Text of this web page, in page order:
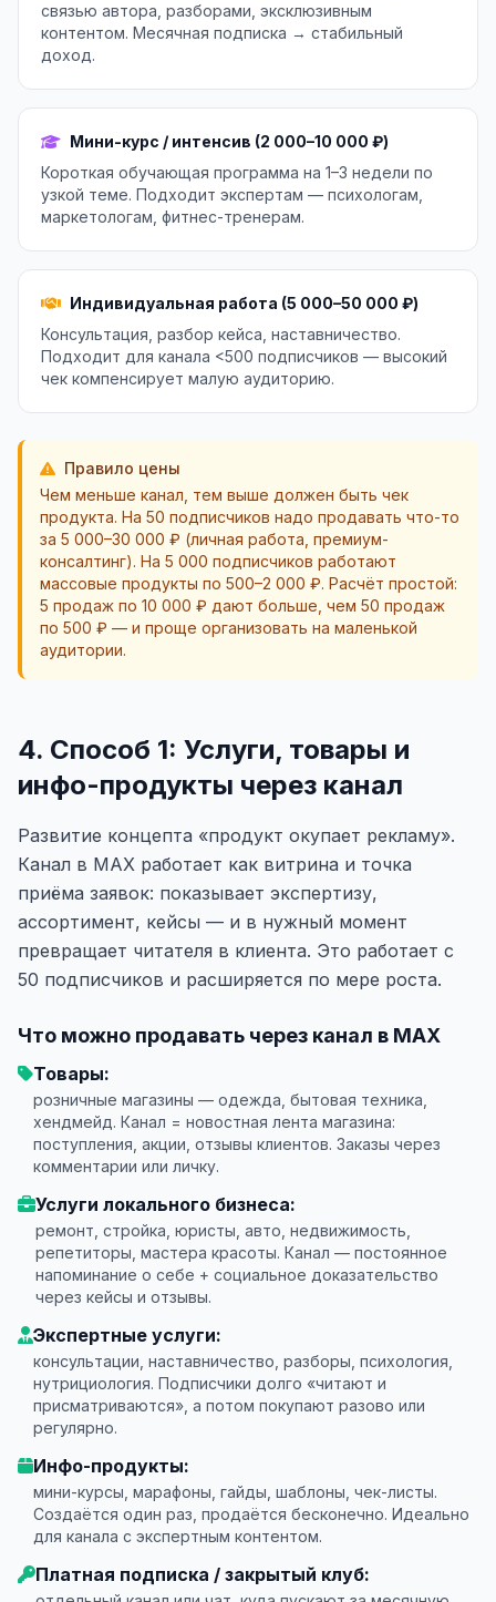
связью автора, разборами, эксклюзивным
контентом. Месячная подписка → стабильный
доход.
Мини-курс / интенсив (2 000–10 000 ₽)
Короткая обучающая программа на 1–3 недели по
узкой теме. Подходит экспертам — психологам,
маркетологам, фитнес-тренерам.
Индивидуальная работа (5 000–50 000 ₽)
Консультация, разбор кейса, наставничество.
Подходит для канала <500 подписчиков — высокий
чек компенсирует малую аудиторию.
Правило цены
Чем меньше канал, тем выше должен быть чек
продукта. На 50 подписчиков надо продавать что-то
за 5 000–30 000 ₽ (личная работа, премиум-
консалтинг). На 5 000 подписчиков работают
массовые продукты по 500–2 000 ₽. Расчёт простой:
5 продаж по 10 000 ₽ дают больше, чем 50 продаж
по 500 ₽ — и проще организовать на маленькой
аудитории.
4. Способ 1: Услуги, товары и
инфо-продукты через канал
Развитие концепта «продукт окупает рекламу».
Канал в MAX работает как витрина и точка
приёма заявок: показывает экспертизу,
ассортимент, кейсы — и в нужный момент
превращает читателя в клиента. Это работает с
50 подписчиков и расширяется по мере роста.
Что можно продавать через канал в MAX
Товары:
розничные магазины — одежда, бытовая техника,
хендмейд. Канал = новостная лента магазина:
поступления, акции, отзывы клиентов. Заказы через
комментарии или личку.
Услуги локального бизнеса:
ремонт, стройка, юристы, авто, недвижимость,
репетиторы, мастера красоты. Канал — постоянное
напоминание о себе + социальное доказательство
через кейсы и отзывы.
Экспертные услуги:
консультации, наставничество, разборы, психология,
нутрициология. Подписчики долго «читают и
присматриваются», а потом покупают разово или
регулярно.
Инфо-продукты:
мини-курсы, марафоны, гайды, шаблоны, чек-листы.
Создаётся один раз, продаётся бесконечно. Идеально
для канала с экспертным контентом.
Платная подписка / закрытый клуб: